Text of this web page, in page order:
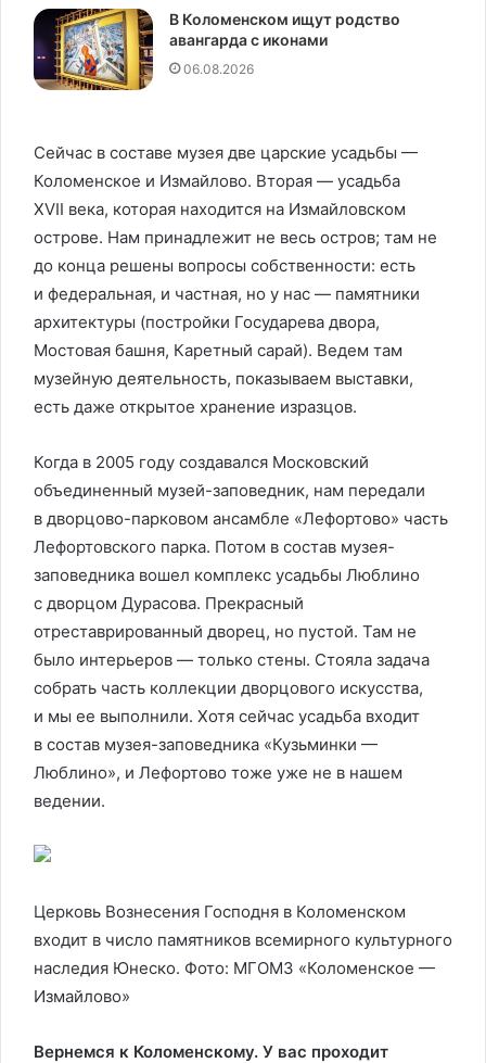
В Коломенском ищут родство
авангарда с иконами
06.08.2026
Сейчас в составе музея две царские усадьбы —
Коломенское и Измайлово. Вторая — усадьба
XVII века, которая находится на Измайловском
острове. Нам принадлежит не весь остров; там не
до конца решены вопросы собственности: есть
и федеральная, и частная, но у нас — памятники
архитектуры (постройки Государева двора,
Мостовая башня, Каретный сарай). Ведем там
музейную деятельность, показываем выставки,
есть даже открытое хранение изразцов.
Когда в 2005 году создавался Московский
объединенный музей-заповедник, нам передали
в дворцово-парковом ансамбле «Лефортово» часть
Лефортовского парка. Потом в состав музея-
заповедника вошел комплекс усадьбы Люблино
с дворцом Дурасова. Прекрасный
отреставрированный дворец, но пустой. Там не
было интерьеров — только стены. Стояла задача
собрать часть коллекции дворцового искусства,
и мы ее выполнили. Хотя сейчас усадьба входит
в состав музея-заповедника «Кузьминки —
Люблино», и Лефортово тоже уже не в нашем
ведении.
Церковь Вознесения Господня в Коломенском
входит в число памятников всемирного культурного
наследия Юнеско. Фото: МГОМЗ «Коломенское —
Измайлово»
Вернемся к Коломенскому. У вас проходит